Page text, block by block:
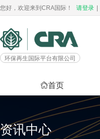
您好，欢迎来到CRA国际！ 请登录
环保再生国际平台有限公司
首页
资讯中心